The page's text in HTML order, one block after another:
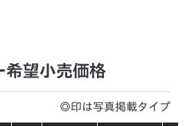
希望小売価格
◎印は写真掲載タイプ